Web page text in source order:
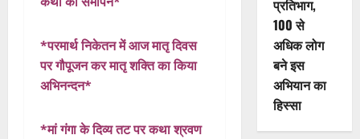
*परमार्थ निकेतन में आज मातृ दिवस
पर गौपूजन कर मातृ शक्ति का किया
अभिनन्दन*
*मां गंगा के दिव्य तट पर कथा श्रवण
प्रतिभाग,
100 से
अधिक लोग
बने इस
अभियान का
हिस्सा